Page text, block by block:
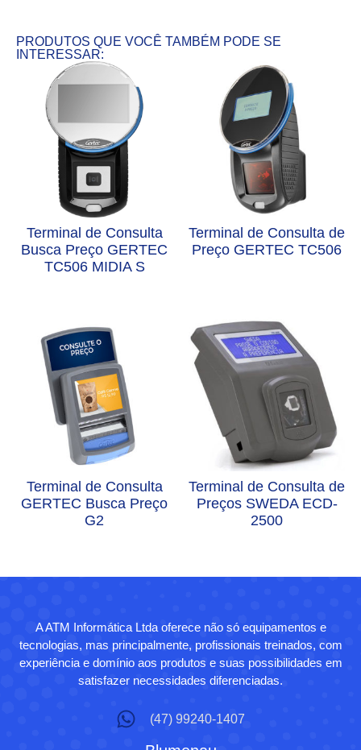
PRODUTOS QUE VOCÊ TAMBÉM PODE SE
INTERESSAR:
Terminal de Consulta
Busca Preço GERTEC
TC506 MIDIA S
Terminal de Consulta de
Preço GERTEC TC506
Terminal de Consulta
GERTEC Busca Preço
G2
Terminal de Consulta de
Preços SWEDA ECD-
2500
A ATM Informática Ltda oferece não só equipamentos e
tecnologias, mas principalmente, profissionais treinados, com
experiência e domínio aos produtos e suas possibilidades em
satisfazer necessidades diferenciadas.
(47) 99240-1407